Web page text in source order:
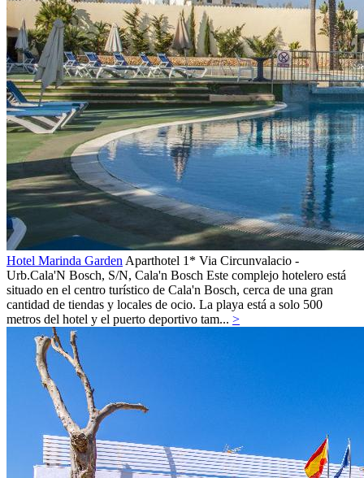
Hotel Marinda Garden Aparthotel 1* Via Circunvalacio -
Urb.Cala'N Bosch, S/N, Cala'n Bosch Este complejo hotelero está
situado en el centro turístico de Cala'n Bosch, cerca de una gran
cantidad de tiendas y locales de ocio. La playa está a solo 500
metros del hotel y el puerto deportivo tam... >